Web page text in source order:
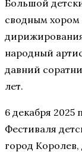
Большой
сводным хором
народный
давний
лет.
6 декабря 2025
Фестиваля
город